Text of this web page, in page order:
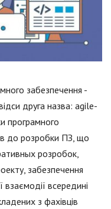
забезпечення -
друга назва: agile-
програмного
до розробки ПЗ, що
розробок,
забезпечення
взаємодії всередині
з фахівців